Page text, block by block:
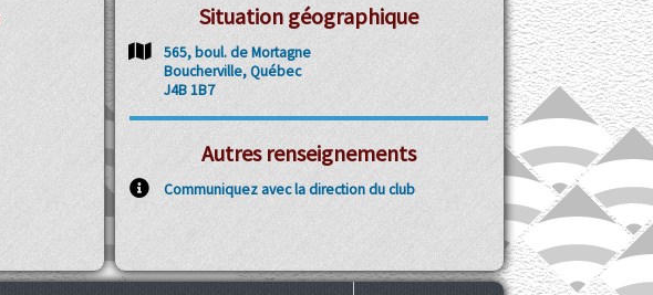
Situation géographique
565, boul. de Mortagne
Boucherville, Québec
J4B 1B7
Autres renseignements
Communiquez avec la direction du club